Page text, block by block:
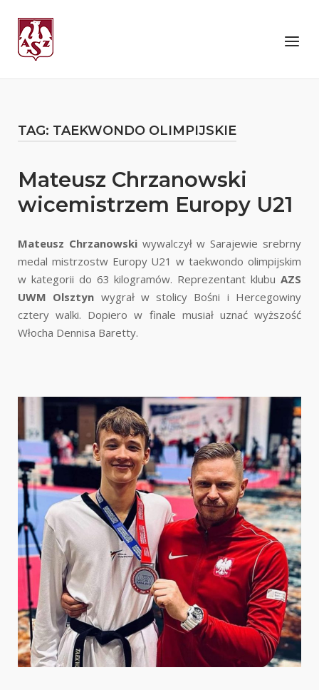
content
Home
Menu
TAG: TAEKWONDO OLIMPIJSKIE
Mateusz Chrzanowski
wicemistrzem Europy U21
Mateusz Chrzanowskiwywalczył w Sarajewie srebrny
medal mistrzostw Europy U21 w taekwondo olimpijskim
w kategorii do 63 kilogramów. Reprezentant klubu AZS
UWM Olsztyn wygrał w stolicy Bośni i Hercegowiny
cztery walki. Dopiero w finale musiał uznać wyższość
Włocha Dennisa Baretty.